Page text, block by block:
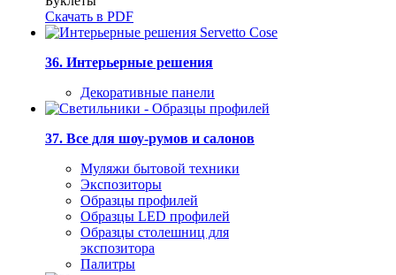
Скачать в PDF
36. Интерьерные решения
Декоративные панели
37. Все для шоу-румов и салонов
Муляжи бытовой техники
Экспозиторы
Образцы профилей
Образцы LED профилей
Образцы столешниц для
экспозитора
Палитры